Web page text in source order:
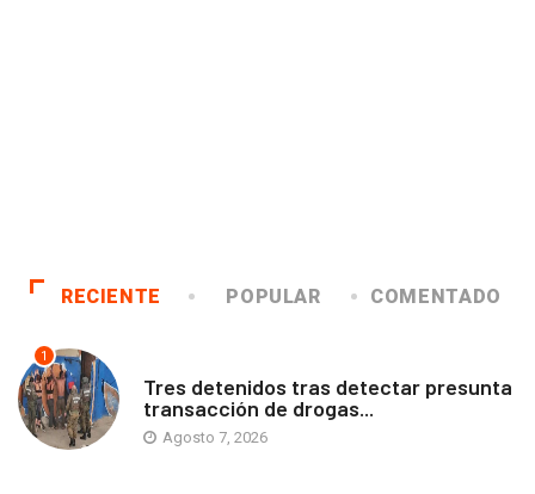
RECIENTE POPULAR COMENTADO
1
Tres detenidos tras detectar presunta
transacción de drogas...
Agosto 7, 2026